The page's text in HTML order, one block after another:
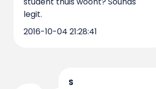
legit.
2016-10-04 21:28:41
S